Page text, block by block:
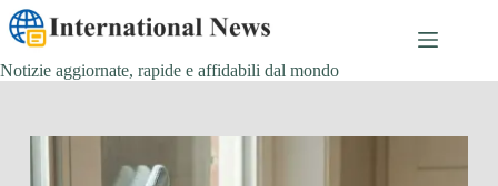
Salta
al
contenuto
Notizie aggiornate, rapide e affidabili dal mondo